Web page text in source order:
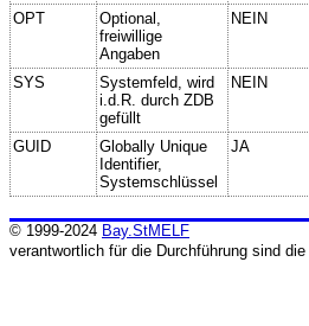
OPT
Optional,
freiwillige
Angaben
NEIN
SYS
Systemfeld, wird
i.d.R. durch ZDB
gefüllt
NEIN
GUID
Globally Unique
Identifier,
Systemschlüssel
JA
© 1999-2024 Bay.StMELF
verantwortlich für die Durchführung sind